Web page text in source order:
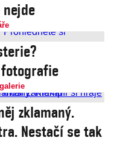
zklamaný.
Nestačí se tak